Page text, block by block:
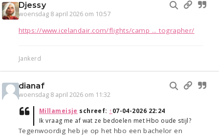
Djessy
woensdag 8 april 2026 om 10:57
https://www.icelandair.com/flights/camp ... tographer/
Jankerd
dianaf
woensdag 8 april 2026 om 11:32
Millameisje schreef: ↑07-04-2026 22:24
Ik vraag me af wat ze bedoelen met Hbo oude stijl?
Tegenwoordig heb je op het hbo een bachelor en